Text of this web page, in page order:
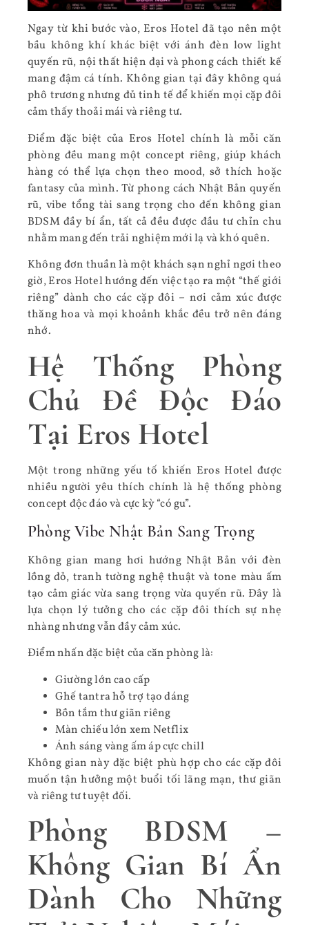
Ngay từ khi bước vào, Eros Hotel đã tạo nên một
bầu không khí khác biệt với ánh đèn low light
quyến rũ, nội thất hiện đại và phong cách thiết kế
mang đậm cá tính. Không gian tại đây không quá
phô trương nhưng đủ tinh tế để khiến mọi cặp đôi
cảm thấy thoải mái và riêng tư.
Điểm đặc biệt của Eros Hotel chính là mỗi căn
phòng đều mang một concept riêng, giúp khách
hàng có thể lựa chọn theo mood, sở thích hoặc
fantasy của mình. Từ phong cách Nhật Bản quyến
rũ, vibe tổng tài sang trọng cho đến không gian
BDSM đầy bí ẩn, tất cả đều được đầu tư chỉn chu
nhằm mang đến trải nghiệm mới lạ và khó quên.
Không đơn thuần là một khách sạn nghỉ ngơi theo
giờ, Eros Hotel hướng đến việc tạo ra một “thế giới
riêng” dành cho các cặp đôi – nơi cảm xúc được
thăng hoa và mọi khoảnh khắc đều trở nên đáng
nhớ.
Hệ Thống Phòng
Chủ Đề Độc Đáo
Tại Eros Hotel
Một trong những yếu tố khiến Eros Hotel được
nhiều người yêu thích chính là hệ thống phòng
concept độc đáo và cực kỳ “có gu”.
Phòng Vibe Nhật Bản Sang Trọng
Không gian mang hơi hướng Nhật Bản với đèn
lồng đỏ, tranh tường nghệ thuật và tone màu ấm
tạo cảm giác vừa sang trọng vừa quyến rũ. Đây là
lựa chọn lý tưởng cho các cặp đôi thích sự nhẹ
nhàng nhưng vẫn đầy cảm xúc.
Điểm nhấn đặc biệt của căn phòng là:
Giường lớn cao cấp
Ghế tantra hỗ trợ tạo dáng
Bồn tắm thư giãn riêng
Màn chiếu lớn xem Netflix
Ánh sáng vàng ấm áp cực chill
Không gian này đặc biệt phù hợp cho các cặp đôi
muốn tận hưởng một buổi tối lãng mạn, thư giãn
và riêng tư tuyệt đối.
Phòng BDSM –
Không Gian Bí Ẩn
Dành Cho Những